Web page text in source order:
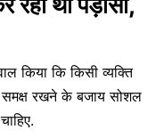
किया कि किसी व्यक्ति
समक्ष रखने के बजाय सोशल